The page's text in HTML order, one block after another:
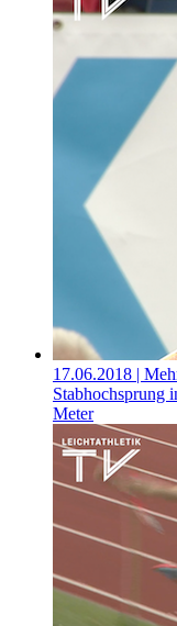
17.06.2018 |
Stabhochsprung
Meter